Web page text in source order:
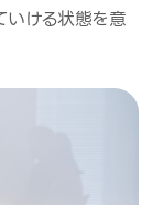
いける状態を意